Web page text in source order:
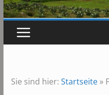
Sie sind hier: Startseite»